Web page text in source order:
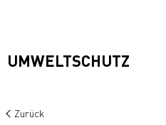
UMWELTSCHUTZ
Zurück